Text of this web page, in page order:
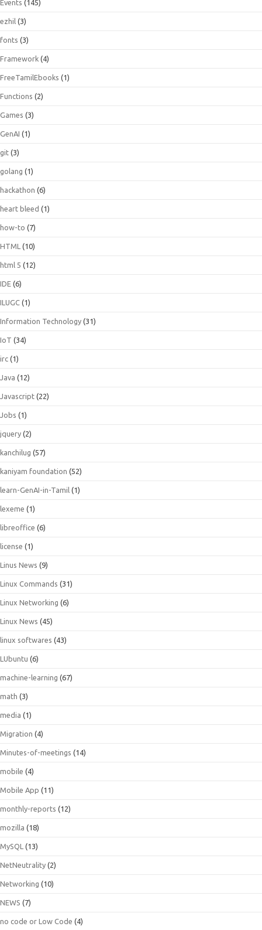
Events (145)
ezhil (3)
fonts (3)
Framework (4)
FreeTamilEbooks (1)
Functions (2)
Games (3)
GenAI (1)
git (3)
golang (1)
hackathon (6)
heart bleed (1)
how-to (7)
HTML (10)
html 5 (12)
IDE (6)
ILUGC (1)
Information Technology (31)
IoT (34)
irc (1)
Java (12)
Javascript (22)
Jobs (1)
jquery (2)
kanchilug (57)
kaniyam foundation (52)
learn-GenAI-in-Tamil (1)
lexeme (1)
libreoffice (6)
license (1)
Linus News (9)
Linux Commands (31)
Linux Networking (6)
Linux News (45)
linux softwares (43)
LUbuntu (6)
machine-learning (67)
math (3)
media (1)
Migration (4)
Minutes-of-meetings (14)
mobile (4)
Mobile App (11)
monthly-reports (12)
mozilla (18)
MySQL (13)
NetNeutrality (2)
Networking (10)
NEWS (7)
no code or Low Code (4)